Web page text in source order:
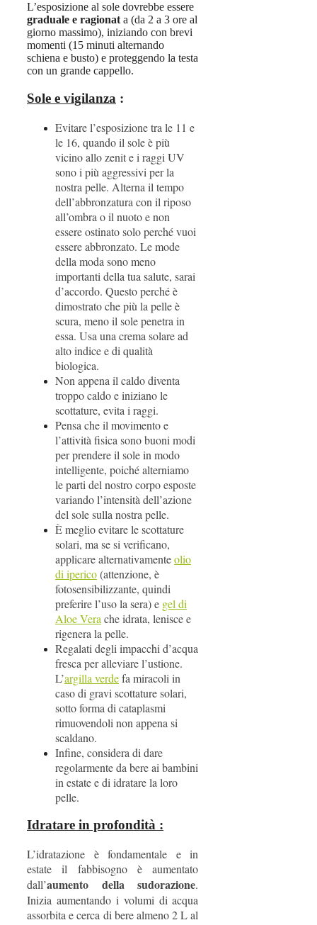
L’esposizione al sole dovrebbe essere
graduale e ragionat a (da 2 a 3 ore al
giorno massimo), iniziando con brevi
momenti (15 minuti alternando
schiena e busto) e proteggendo la testa
con un grande cappello.
Sole e vigilanza :
Evitare l’esposizione tra le 11 e
le 16, quando il sole è più
vicino allo zenit e i raggi UV
sono i più aggressivi per la
nostra pelle. Alterna il tempo
dell’abbronzatura con il riposo
all’ombra o il nuoto e non
essere ostinato solo perché vuoi
essere abbronzato. Le mode
della moda sono meno
importanti della tua salute, sarai
d’accordo. Questo perché è
dimostrato che più la pelle è
scura, meno il sole penetra in
essa. Usa una crema solare ad
alto indice e di qualità
biologica.
Non appena il caldo diventa
troppo caldo e iniziano le
scottature, evita i raggi.
Pensa che il movimento e
l’attività fisica sono buoni modi
per prendere il sole in modo
intelligente, poiché alterniamo
le parti del nostro corpo esposte
variando l’intensità dell’azione
del sole sulla nostra pelle.
È meglio evitare le scottature
solari, ma se si verificano,
applicare alternativamenteolio
di iperico(attenzione, è
fotosensibilizzante, quindi
preferire l’uso la sera) e gel di
Aloe Vera che idrata, lenisce e
rigenera la pelle.
Regalati degli impacchi d’acqua
fresca per alleviare l’ustione.
L’argilla verdefa miracoli in
caso di gravi scottature solari,
sotto forma di cataplasmi
rimuovendoli non appena si
scaldano.
Infine, considera di dare
regolarmente da bere ai bambini
in estate e di idratare la loro
pelle.
Idratare in profondità :
L’idratazione è fondamentale e in
estate il fabbisogno è aumentato
dall’aumento della sudorazione.
Inizia aumentando i volumi di acqua
assorbita e cerca di bere almeno 2 L al